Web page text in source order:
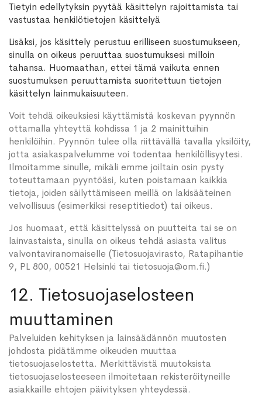
Tietyin edellytyksin pyytää käsittelyn rajoittamista tai
vastustaa henkilötietojen käsittelyä
Lisäksi, jos käsittely perustuu erilliseen suostumukseen,
sinulla on oikeus peruuttaa suostumuksesi milloin
tahansa. Huomaathan, ettei tämä vaikuta ennen
suostumuksen peruuttamista suoritettuun tietojen
käsittelyn lainmukaisuuteen.
Voit tehdä oikeuksiesi käyttämistä koskevan pyynnön
ottamalla yhteyttä kohdissa 1 ja 2 mainittuihin
henkilöihin. Pyynnön tulee olla riittävällä tavalla yksilöity,
jotta asiakaspalvelumme voi todentaa henkilöllisyytesi.
Ilmoitamme sinulle, mikäli emme joiltain osin pysty
toteuttamaan pyyntöäsi, kuten poistamaan kaikkia
tietoja, joiden säilyttämiseen meillä on lakisääteinen
velvollisuus (esimerkiksi reseptitiedot) tai oikeus.
Jos huomaat, että käsittelyssä on puutteita tai se on
lainvastaista, sinulla on oikeus tehdä asiasta valitus
valvontaviranomaiselle (Tietosuojavirasto, Ratapihantie
9, PL 800, 00521 Helsinki tai tietosuoja@om.fi.)
12. Tietosuojaselosteen
muuttaminen
Palveluiden kehityksen ja lainsäädännön muutosten
johdosta pidätämme oikeuden muuttaa
tietosuojaselostetta. Merkittävistä muutoksista
tietosuojaselosteeseen ilmoitetaan rekisteröityneille
asiakkaille ehtojen päivityksen yhteydessä.